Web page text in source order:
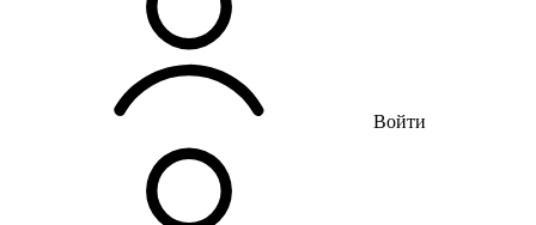
Войти